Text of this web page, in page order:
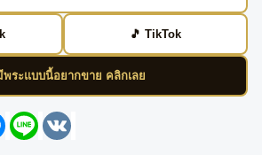
🎵 TikTok
พระแบบนี้อยากขาย คลิกเลย
Messenger
Line